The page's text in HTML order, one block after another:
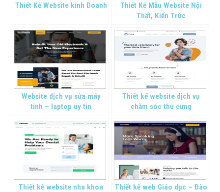
Thiết Kế Website kinh Doanh
Thiết Kế Mẫu Website Nội
Thất, Kiến Trúc
Website dịch vụ sửa máy
tính – laptop uy tín
Thiết kế website dịch vụ
chăm sóc thú cưng
Thiết kế website nha khoa
Thiết kế web Giáo dục – Đào